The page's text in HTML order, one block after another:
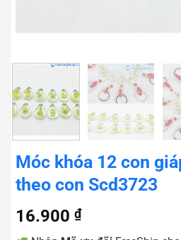
Móc khóa 12 con
theo con Scd3723
16.900 ₫